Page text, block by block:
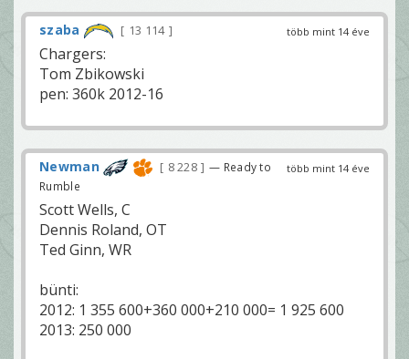
több mint 14 éve
szaba 13 114
Chargers:
Tom Zbikowski
pen: 360k 2012-16
több mint 14 éve
Newman 8 228
— Ready to
Rumble
Scott Wells, C
Dennis Roland, OT
Ted Ginn, WR
bünti:
2012: 1 355 600+360 000+210 000= 1 925 600
2013: 250 000